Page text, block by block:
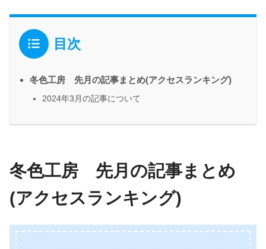
目次
冬色工房 先月の記事まとめ(アクセスランキング)
2024年3月の記事について
冬色工房 先月の記事まとめ
(アクセスランキング)